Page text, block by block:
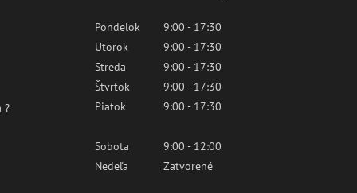
?
Pondelok
9:00 - 17:30
Utorok
9:00 - 17:30
Streda
9:00 - 17:30
Štvrtok
9:00 - 17:30
Piatok
9:00 - 17:30
Sobota
9:00 - 12:00
Nedeľa
Zatvorené